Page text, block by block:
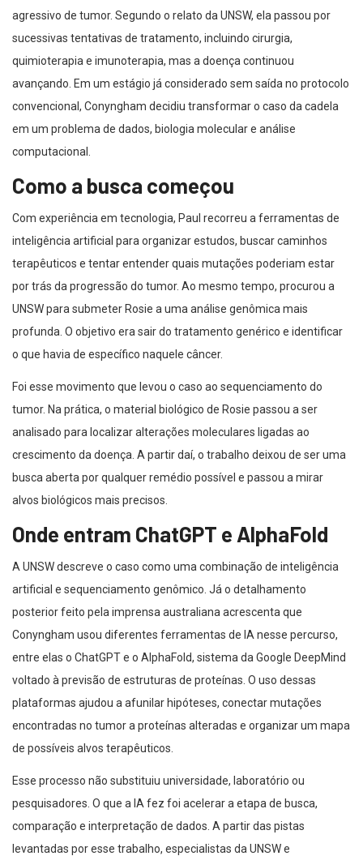
agressivo de tumor. Segundo o relato da UNSW, ela passou por
sucessivas tentativas de tratamento, incluindo cirurgia,
quimioterapia e imunoterapia, mas a doença continuou
avançando. Em um estágio já considerado sem saída no protocolo
convencional, Conyngham decidiu transformar o caso da cadela
em um problema de dados, biologia molecular e análise
computacional.
Como a busca começou
Com experiência em tecnologia, Paul recorreu a ferramentas de
inteligência artificial para organizar estudos, buscar caminhos
terapêuticos e tentar entender quais mutações poderiam estar
por trás da progressão do tumor. Ao mesmo tempo, procurou a
UNSW para submeter Rosie a uma análise genômica mais
profunda. O objetivo era sair do tratamento genérico e identificar
o que havia de específico naquele câncer.
Foi esse movimento que levou o caso ao sequenciamento do
tumor. Na prática, o material biológico de Rosie passou a ser
analisado para localizar alterações moleculares ligadas ao
crescimento da doença. A partir daí, o trabalho deixou de ser uma
busca aberta por qualquer remédio possível e passou a mirar
alvos biológicos mais precisos.
Onde entram ChatGPT e AlphaFold
A UNSW descreve o caso como uma combinação de inteligência
artificial e sequenciamento genômico. Já o detalhamento
posterior feito pela imprensa australiana acrescenta que
Conyngham usou diferentes ferramentas de IA nesse percurso,
entre elas o ChatGPT e o AlphaFold, sistema da Google DeepMind
voltado à previsão de estruturas de proteínas. O uso dessas
plataformas ajudou a afunilar hipóteses, conectar mutações
encontradas no tumor a proteínas alteradas e organizar um mapa
de possíveis alvos terapêuticos.
Esse processo não substituiu universidade, laboratório ou
pesquisadores. O que a IA fez foi acelerar a etapa de busca,
comparação e interpretação de dados. A partir das pistas
levantadas por esse trabalho, especialistas da UNSW e